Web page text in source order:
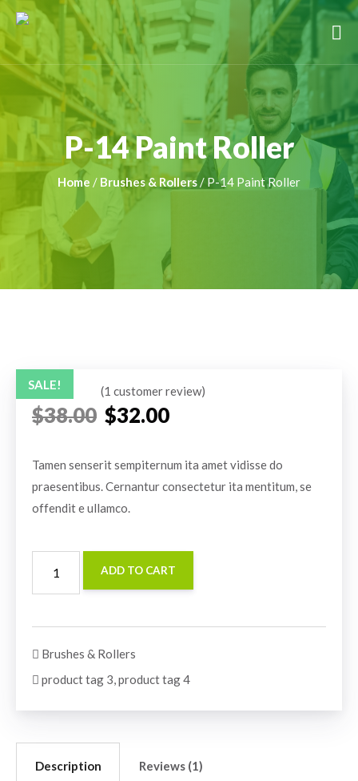
P-14 Paint Roller
Home / Brushes & Rollers/ P-14 Paint Roller
SALE!
Rated5.00
out of 5
1
(1 customer review)
$38.00 $32.00
Tamen senserit sempiternum ita amet vidisse do
praesentibus. Cernantur consectetur ita mentitum, se
offendit e ullamco.
ADD TO CART
Brushes & Rollers
product tag 3 product tag 4
Description Reviews (1)